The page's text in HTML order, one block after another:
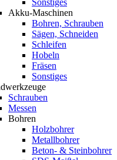
Sonstiges
Akku-Maschinen
Bohren, Schrauben
Sägen, Schneiden
Schleifen
Hobeln
Fräsen
Sonstiges
Schrauben
Messen
Bohren
Holzbohrer
Metallbohrer
Beton- & Steinbohrer